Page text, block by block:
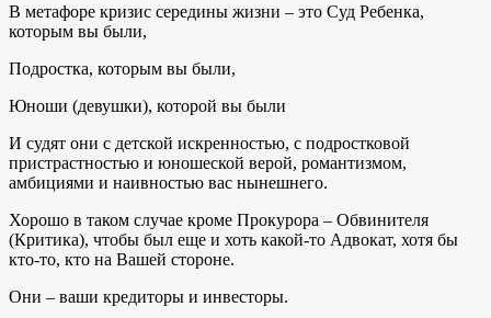
В метафоре кризис середины жизни – это Суд Ребенка,
которым вы были,
Подростка, которым вы были,
Юноши (девушки), которой вы были
И судят они с детской искренностью, с подростковой
пристрастностью и юношеской верой, романтизмом,
амбициями и наивностью вас нынешнего.
Хорошо в таком случае кроме Прокурора – Обвинителя
(Критика), чтобы был еще и хоть какой-то Адвокат, хотя бы
кто-то, кто на Вашей стороне.
Они – ваши кредиторы и инвесторы.